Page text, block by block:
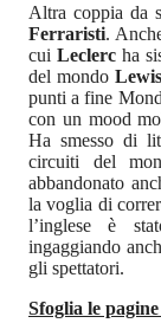
Altra coppia da
Ferraristi.
cui Leclerc ha
del mondo
punti a fine
con un mood
Ha smesso di
circuiti del
abbandonato
la voglia di
l’inglese è
ingaggiando
gli spettatori.
Sfoglia le